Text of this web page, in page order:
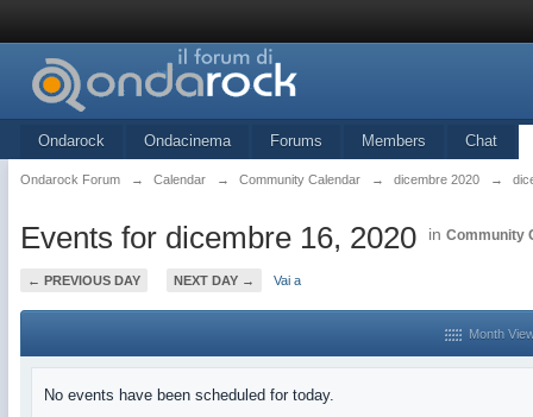
Ondarock Ondacinema Forums Members Chat
Ondarock Forum → Calendar → Community Calendar → dicembre 2020 →
Events for dicembre 16, 2020 in Community
← PREVIOUS DAY NEXT DAY → Vai a
Month
No events have been scheduled for today.